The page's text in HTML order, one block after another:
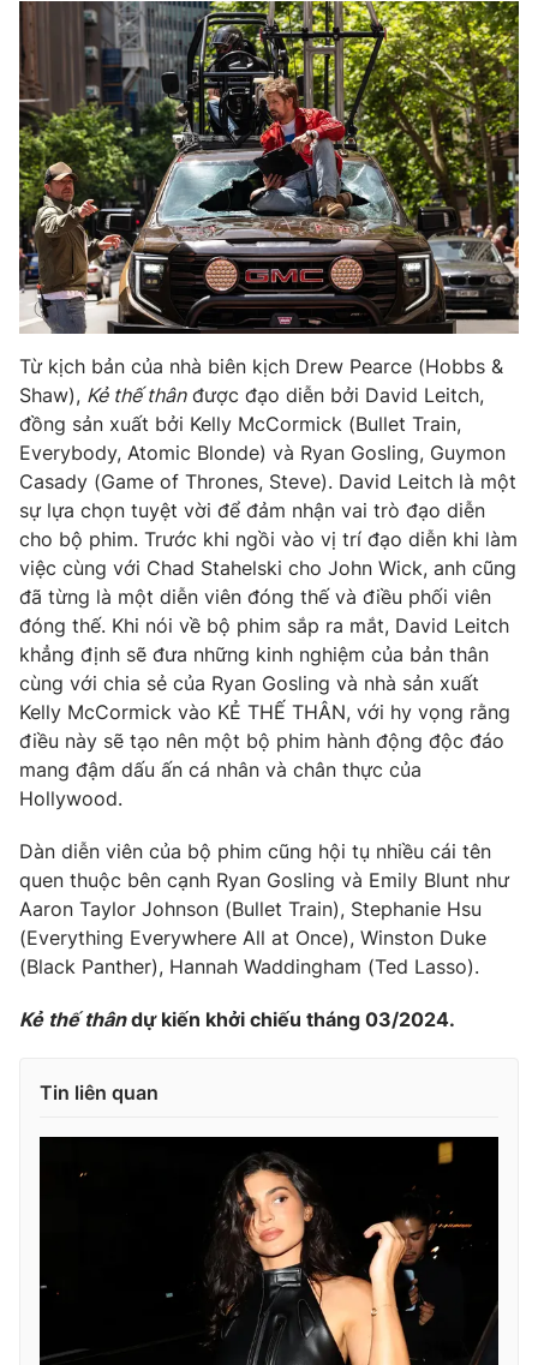
Từ kịch bản của nhà biên kịch Drew Pearce (Hobbs &
Shaw), Kẻ thế thânđược đạo diễn bởi David Leitch,
đồng sản xuất bởi Kelly McCormick (Bullet Train,
Everybody, Atomic Blonde) và Ryan Gosling, Guymon
Casady (Game of Thrones, Steve). David Leitch là một
sự lựa chọn tuyệt vời để đảm nhận vai trò đạo diễn
cho bộ phim. Trước khi ngồi vào vị trí đạo diễn khi làm
việc cùng với Chad Stahelski cho John Wick, anh cũng
đã từng là một diễn viên đóng thế và điều phối viên
đóng thế. Khi nói về bộ phim sắp ra mắt, David Leitch
khẳng định sẽ đưa những kinh nghiệm của bản thân
cùng với chia sẻ của Ryan Gosling và nhà sản xuất
Kelly McCormick vào KẺ THẾ THÂN, với hy vọng rằng
điều này sẽ tạo nên một bộ phim hành động độc đáo
mang đậm dấu ấn cá nhân và chân thực của
Hollywood.
Dàn diễn viên của bộ phim cũng hội tụ nhiều cái tên
quen thuộc bên cạnh Ryan Gosling và Emily Blunt như
Aaron Taylor Johnson (Bullet Train), Stephanie Hsu
(Everything Everywhere All at Once), Winston Duke
(Black Panther), Hannah Waddingham (Ted Lasso).
Kẻ thế thândự kiến khởi chiếu tháng 03/2024.
Tin liên quan